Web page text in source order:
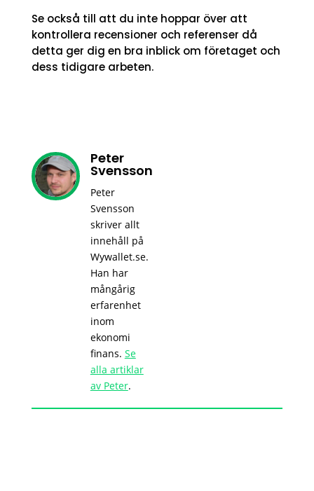
Se också till att du inte hoppar över att
kontrollera recensioner och referenser då
detta ger dig en bra inblick om företaget och
dess tidigare arbeten.
Peter
Svensson
Peter
Svensson
skriver allt
innehåll på
Wywallet.se.
Han har
mångårig
erfarenhet
inom
ekonomi
finans. Se
alla artiklar
av Peter.